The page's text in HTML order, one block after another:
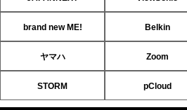
brand new ME! Belkin
ヤマハ Zoom
STORM pCloud